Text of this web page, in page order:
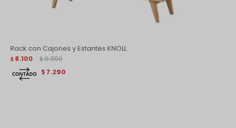
Rack con Cajones y Estantes KNOLL
$ 8.100 $ 9.900
$ 7.290